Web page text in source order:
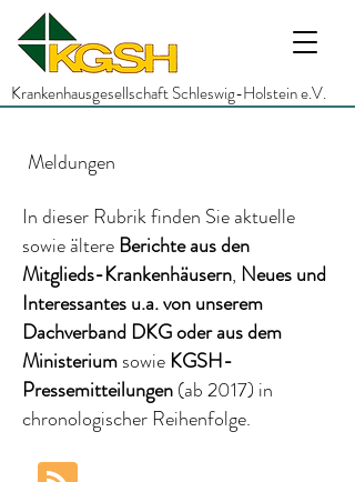
Krankenhausgesellschaft Schleswig-Holstein e.V.
Meldungen
In dieser Rubrik finden Sie aktuelle
sowie ältereBerichteaus den
Mitglieds-Krankenhäusern, Neues und
Interessantesu.a.von unserem
Dachverband DKGoder aus dem
MinisteriumsowieKGSH-
Pressemitteilungen(ab 2017) in
chronologischer Reihenfolge.